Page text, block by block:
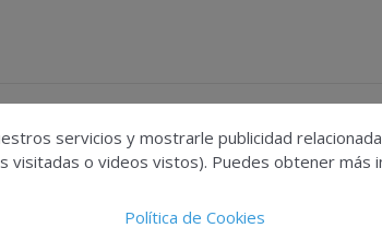
servicios y mostrarle publicidad
o videos vistos). Puedes obtener más
Política de Cookies